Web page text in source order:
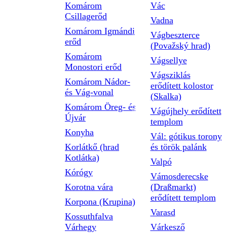
Komárom
Csillagerőd
Komárom Igmándi
erőd
Komárom
Monostori erőd
Komárom Nádor-
és Vág-vonal
Komárom Öreg- és
Újvár
Konyha
Korlátkő (hrad
Kotlátka)
Kórógy
Korotna vára
Korpona (Krupina)
Kossuthfalva
Várhegy
Vác
Vadna
Vágbeszterce
(Považský hrad)
Vágsellye
Vágsziklás
erődített kolostor
(Skalka)
Vágújhely erődített
templom
Vál: gótikus torony
és török palánk
Valpó
Vámosderecske
(Draßmarkt)
erődített templom
Varasd
Várkesző